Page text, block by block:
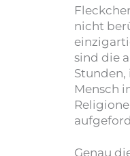
nicht
sind die
Stunden,
Mensch
Genau